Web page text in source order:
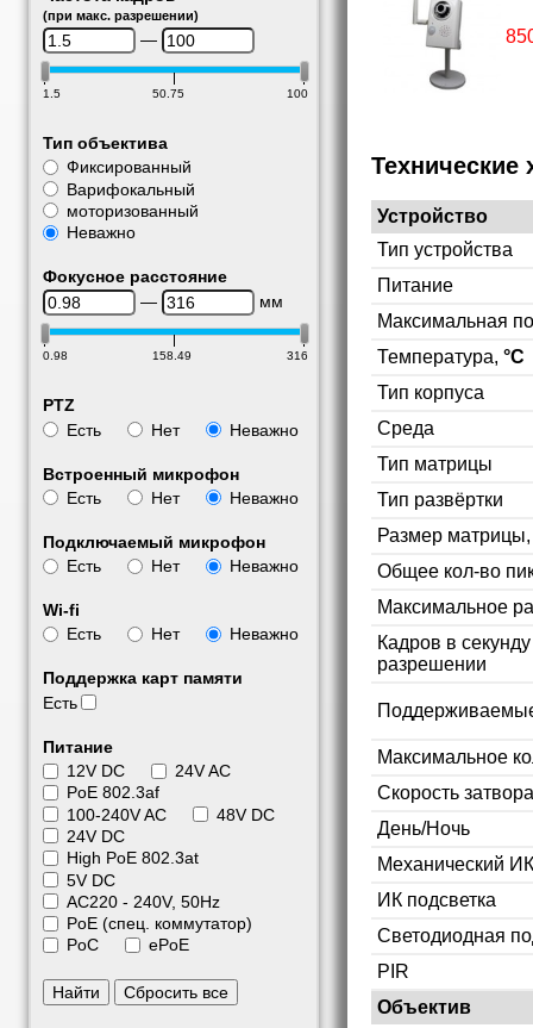
(при макс. разрешении)
—
1.5 50.75 100
Тип объектива
Фиксированный
Варифокальный
моторизованный
Неважно
Фокусное расстояние
—
мм
0.98 158.49 316
PTZ
Есть
Нет Неважно
Встроенный микрофон
Есть
Нет Неважно
Подключаемый микрофон
Есть
Нет Неважно
Wi-fi
Есть
Нет Неважно
Поддержка карт памяти
Есть
Питание
12V DC
24V AC
PoE 802.3af
100-240V AC
48V DC
24V DC
High PoE 802.3at
5V DC
АС220 - 240V, 50Hz
PoE (спец. коммутатор)
PoC
ePoE
Найти Сбросить все
Технические
Устройство
Тип устройства
Питание
Максимальная
Температура, °C
Тип корпуса
Среда
Тип матрицы
Тип развёртки
Размер
Общее кол-во
Максимальное
Кадров в
разрешении
Максимальное
Скорость
День/Ночь
Механический
ИК подсветка
Светодиодная
PIR
Объектив